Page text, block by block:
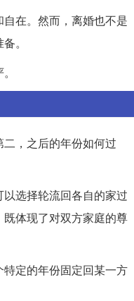
在。然而，离婚也不是
。
，之后的年份如何过
选择轮流回各自的家过
体现了对双方家庭的尊
定的年份固定回某一方